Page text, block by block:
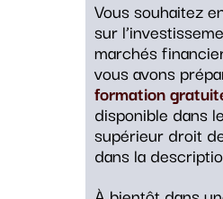
Vous souhaitez
sur
marchés
vous avons
formation
disponible dans
supérieur droit
dans la